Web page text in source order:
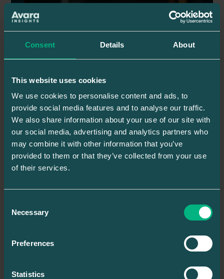
Consent Details About
This website uses cookies
We use cookies to personalise content and ads, to
provide social media features and to analyse our traffic.
We also share information about your use of our site with
our social media, advertising and analytics partners who
may combine it with other information that you’ve
provided to them or that they’ve collected from your use
of their services.
Selection
Necessary
Preferences
Statistics
BENGT DAHLGREN